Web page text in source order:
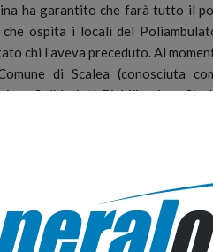
ha garantito che farà tutto il
ospita i locali del
chi l’aveva preceduto. Al
di Scalea (conosciuta
Solidarietà Riabilitazione
ricevere il maggior numero di
che ne detiene il possesso,
e messa a norma dei locali
oggi esistenti. Il Dott. La
che
i servizi sanitari oggi
in modo costruttivo.